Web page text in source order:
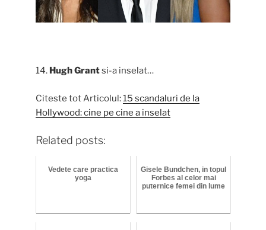
14. Hugh Grantsi-a inselat…
Citeste tot Articolul:15 scandaluri de la
Hollywood: cine pe cine a inselat
Related posts:
Vedete care practica
yoga
Gisele Bundchen, in topul
Forbes al celor mai
puternice femei din lume